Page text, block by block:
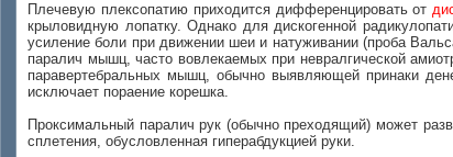
Плечевую плексопатию приходится дифференцировать от
крыловидную лопатку. Однако для дискогенной
усиление боли при движении шеи и натуживании (проба
паралич мышц, часто вовлекаемых при невралгической
паравертебральных мышц, обычно выявляющей принаки
исключает пораение корешка.
Проксимальный паралич рук (обычно преходящий) может
сплетения, обусловленная гиперабдукцией руки.